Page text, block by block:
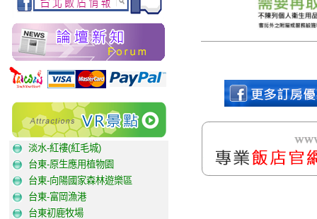
淡水-紅褸(紅毛城)
台東-原生應用植物園
台東-向陽國家森林遊樂區
台東-富岡漁港
台東初鹿牧場